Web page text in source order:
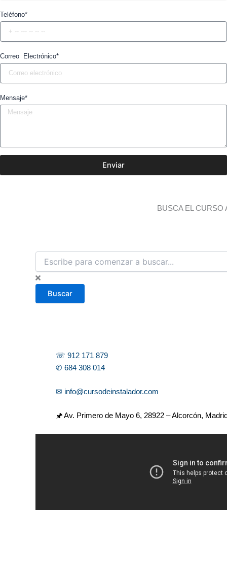
Teléfono*
Correo Electrónico*
Mensaje*
Enviar
BUSCA EL CURSO
B
s
c
Buscar
☏ 912 171 879
✆ 684 308 014
✉ info@cursodeinstalador.com
🖈 Av. Primero de Mayo 6, 28922 – Alcorcón,